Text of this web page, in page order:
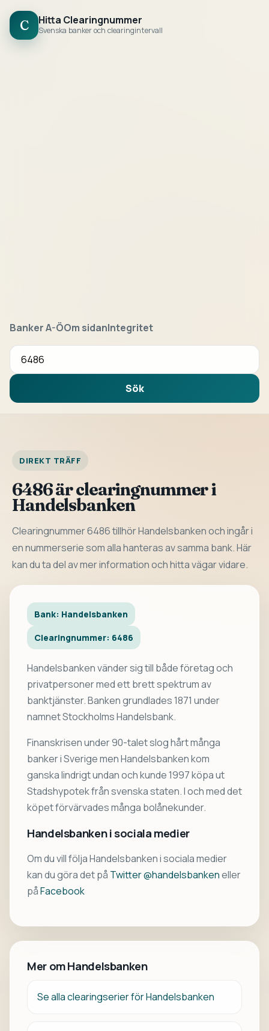
C Hitta Clearingnummer
Svenska banker och clearingintervall
Banker A-ÖOm sidanIntegritet
Sök bank eller clearingnummer
Sök
DIREKT TRÄFF
6486 är clearingnummer i
Handelsbanken
Clearingnummer 6486 tillhör Handelsbanken och ingår i
en nummerserie som alla hanteras av samma bank. Här
kan du ta del av mer information och hitta vägar vidare.
Bank: Handelsbanken
Clearingnummer: 6486
Handelsbanken vänder sig till både företag och
privatpersoner med ett brett spektrum av
banktjänster. Banken grundlades 1871 under
namnet Stockholms Handelsbank.
Finanskrisen under 90-talet slog hårt många
banker i Sverige men Handelsbanken kom
ganska lindrigt undan och kunde 1997 köpa ut
Stadshypotek från svenska staten. I och med det
köpet förvärvades många bolånekunder.
Handelsbanken i sociala medier
Om du vill följa Handelsbanken i sociala medier
kan du göra det på Twitter @handelsbankeneller
påFacebook
Mer om Handelsbanken
Se alla clearingserier för Handelsbanken